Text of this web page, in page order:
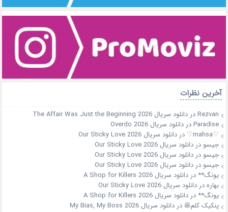
آخرین نظرات
Rezvanدردانلود سریال The Affair Was Just the Beginning 2026
Paradiseدردانلود سریال Overdo 2026
♡mahsa♡
دردانلود سریال Our Sticky Love 2026
جیسو دردانلود سریال Our Sticky Love 2026
جیسو دردانلود سریال Our Sticky Love 2026
جیسو دردانلود سریال Our Sticky Love 2026
یونگ** دردانلود سریال A Shop for Killers 2026
بهارهدردانلود سریال Our Sticky Love 2026
یونگ** دردانلود سریال A Shop for Killers 2026
پنکیک کلم🥞دردانلود سریال My Bias, My Boss 2026